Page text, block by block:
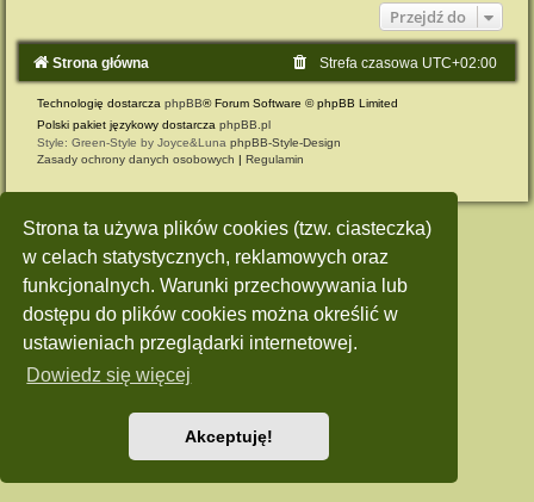
Strona ta używa plików cookies (tzw. ciasteczka)
w celach statystycznych, reklamowych oraz
funkcjonalnych. Warunki przechowywania lub
dostępu do plików cookies można określić w
ustawieniach przeglądarki internetowej.
Dowiedz się więcej
Akceptuję!
Przejdź do
Strona główna Strefa czasowa UTC+02:00
Technologię dostarcza phpBB® Forum Software © phpBB Limited
Polski pakiet językowy dostarcza phpBB.pl
Style: Green-Style by Joyce&Luna phpBB-Style-Design
Zasady ochrony danych osobowych
Regulamin